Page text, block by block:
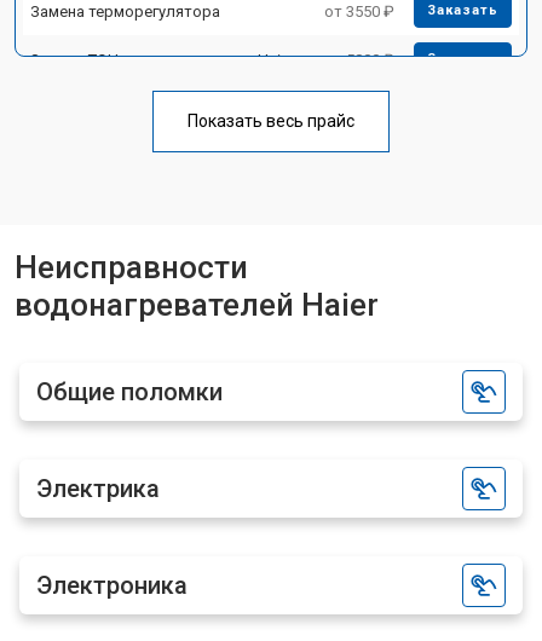
Замена терморегулятора от 3550 ₽ Заказать
Замена ТЭН водонагревателя Haier от 5800 ₽ Заказать
Замена термостата от 3590 ₽
Ремонт электропроводки
Ремонт платы управления
(восстановление)
от 5250 ₽
Замена мембраны Заказать
Показать весь прайс
Неисправности
водонагревателей Haier
Общие поломки
Электрика
Электроника